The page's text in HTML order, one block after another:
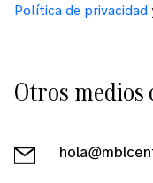
Política de privacidad
Otros medios